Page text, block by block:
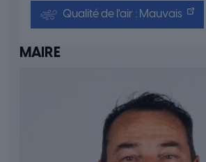
Qualité de l'air : Mauvais
MAIRE